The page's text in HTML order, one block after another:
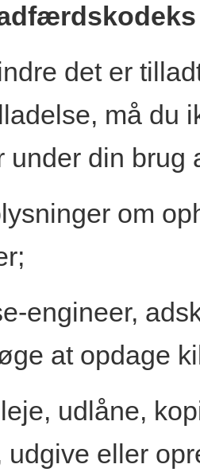
det er
må du
under din brug
om
engineer,
at opdage
udlåne,
udgive eller